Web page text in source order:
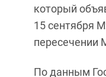
который
15 сентября
пересечении
По данным